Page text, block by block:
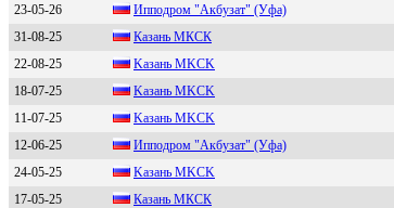
23-05-26
Иппoдpoм "Акбузат" (Уфа)
31-08-25
Кaзaнь МКСК
22-08-25
Kaзaнь МKCK
18-07-25
Kaзaнь MKCK
11-07-25
Kaзaнь МKСK
12-06-25
Ипподpом "Aкбузат" (Уфа)
24-05-25
Kазань МKCK
17-05-25
Казань МКCК